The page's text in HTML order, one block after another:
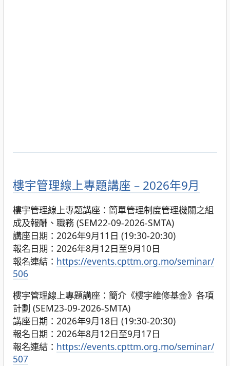
樓宇管理線上專題講座 – 2026年9月
樓宇管理線上專題講座：簡單管理制度管理機關之組
成及報酬、職務 (SEM22-09-2026-SMTA)
講座日期：2026年9月11日 (19:30-20:30)
報名日期：2026年8月12日至9月10日
報名連結： https://events.cpttm.org.mo/seminar/
506
樓宇管理線上專題講座：簡介《樓宇維修基金》各項
計劃 (SEM23-09-2026-SMTA)
講座日期：2026年9月18日 (19:30-20:30)
報名日期：2026年8月12日至9月17日
報名連結： https://events.cpttm.org.mo/seminar/
507